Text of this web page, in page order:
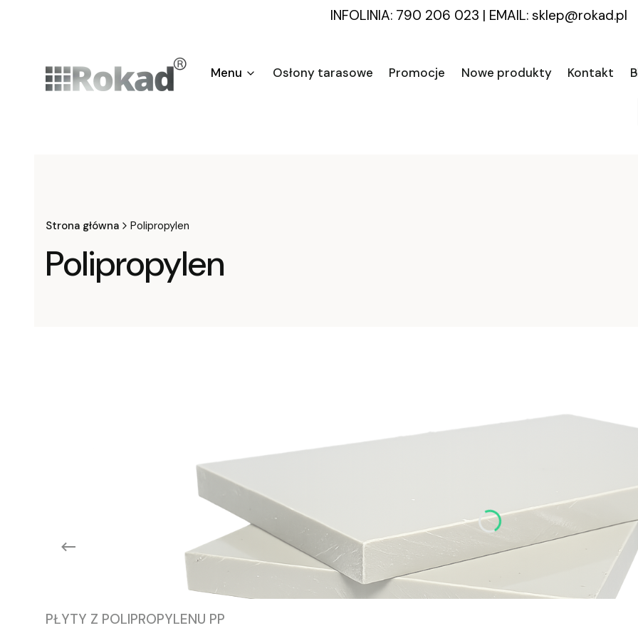
INFOLINIA: 790 206 023 | EMAIL: sklep@rokad.pl
Menu Osłony tarasowe Promocje Nowe produkty Kontakt
Strona główna Polipropylen
Polipropylen
PŁYTY Z POLIPROPYLENU PP